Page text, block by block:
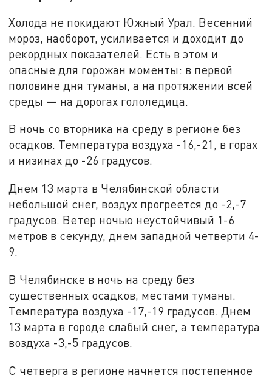
Холода не покидают Южный Урал. Весенний
мороз, наоборот, усиливается и доходит до
рекордных показателей. Есть в этом и
опасные для горожан моменты: в первой
половине дня туманы, а на протяжении всей
среды — на дорогах гололедица.
В ночь со вторника на среду в регионе без
осадков. Температура воздуха -16,-21, в горах
и низинах до -26 градусов.
Днем 13 марта в Челябинской области
небольшой снег, воздух прогреется до -2,-7
градусов. Ветер ночью неустойчивый 1-6
метров в секунду, днем западной четверти 4-
9.
В Челябинске в ночь на среду без
существенных осадков, местами туманы.
Температура воздуха -17,-19 градусов. Днем
13 марта в городе слабый снег, а температура
воздуха -3,-5 градусов.
С четверга в регионе начнется постепенное